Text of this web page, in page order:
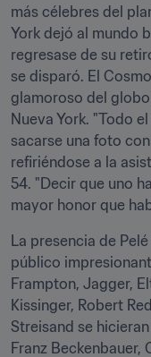
más célebres del
York dejó al mundo
regresase de su
se disparó. El
glamoroso del
Nueva York. "Todo
sacarse una foto
refiriéndose a la
54. "Decir que uno
mayor honor que
La presencia de
público
Frampton, Jagger,
Kissinger, Robert
Streisand se
Franz Beckenbauer,